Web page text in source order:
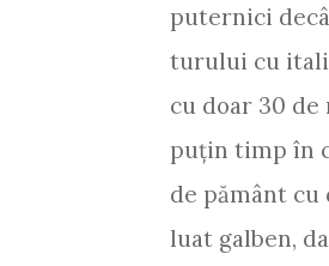
puternici
turului cu
cu doar 30
puţin timp în
de pământ cu
luat galben,